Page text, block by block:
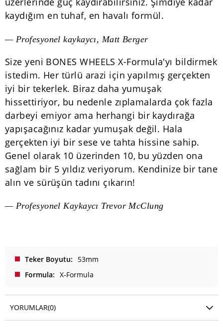
kaydığım en tuhaf, en havalı formül.
— Profesyonel kaykaycı, Matt Berger
Size yeni BONES WHEELS X-Formula'yı bildirmek
istedim. Her türlü arazi için yapılmış gerçekten
iyi bir tekerlek. Biraz daha yumuşak
hissettiriyor, bu nedenle zıplamalarda çok fazla
darbeyi emiyor ama herhangi bir kaydırağa
yapışacağınız kadar yumuşak değil. Hala
gerçekten iyi bir sese ve tahta hissine sahip.
Genel olarak 10 üzerinden 10, bu yüzden ona
sağlam bir 5 yıldız veriyorum. Kendinize bir tane
alın ve sürüşün tadını çıkarın!
— Profesyonel Kaykaycı Trevor McClung
Teker Boyutu
53mm
Formula
X-Formula
YORUMLAR(0)